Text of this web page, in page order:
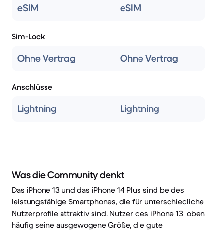
eSIM
eSIM
Sim-Lock
Ohne Vertrag Ohne Vertrag
Anschlüsse
Lightning Lightning
Was die Community denkt
Das iPhone 13 und das iPhone 14 Plus sind beides
leistungsfähige Smartphones, die für unterschiedliche
Nutzerprofile attraktiv sind. Nutzer des iPhone 13 loben
häufig seine ausgewogene Größe, die gute